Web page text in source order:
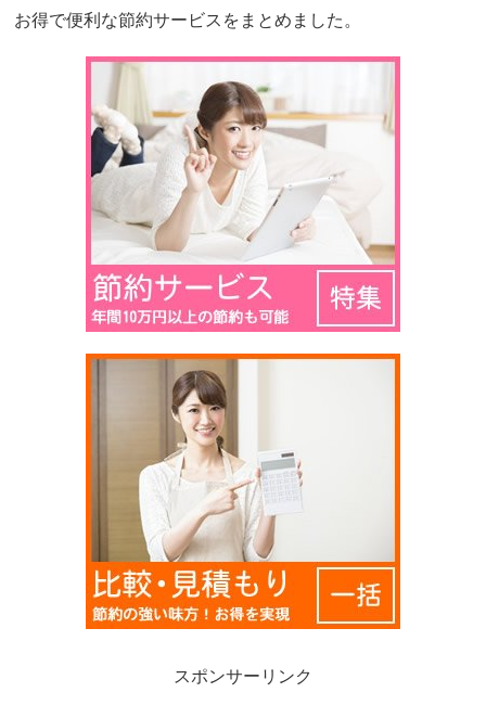
お得で便利な節約サービスをまとめました。
スポンサーリンク